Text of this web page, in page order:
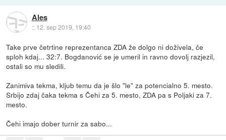
Ales
:: 12. sep 2019, 19:40
Take prve četrtine reprezentanca ZDA že dolgo ni doživela, če
sploh kdaj... 32:7. Bogdanović se je umeril in ravno dovolj razjezil,
ostali so mu sledili.
Zanimiva tekma, kljub temu da je šlo "le" za potencialno 5. mesto.
Srbijo zdaj čaka tekma s Čehi za 5. mesto, ZDA pa s Poljaki za 7.
mesto.
Čehi imajo dober turnir za sabo...